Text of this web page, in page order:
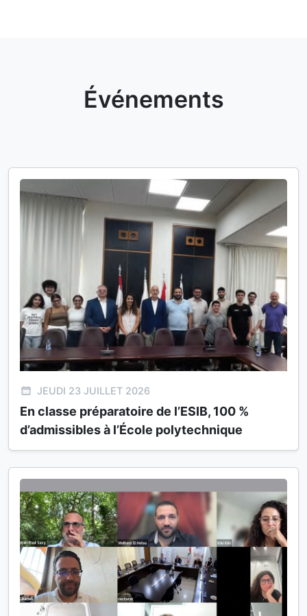
Événements
JEUDI 23 JUILLET 2026
En classe préparatoire de l’ESIB, 100 %
d’admissibles à l’École polytechnique